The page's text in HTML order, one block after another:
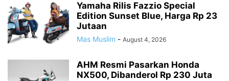
Yamaha Rilis Fazzio Special
Edition Sunset Blue, Harga Rp 23
Jutaan
Mas Muslim - August 4, 2026
AHM Resmi Pasarkan Honda
NX500, Dibanderol Rp 230 Juta